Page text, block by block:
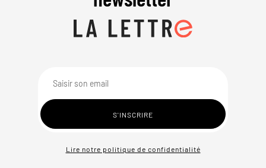
Lire notre politique de confidentialité